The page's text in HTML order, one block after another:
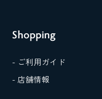
Shopping
- ご利用ガイド
- 店舗情報